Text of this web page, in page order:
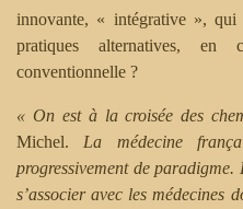
innovante, « intégrative »,
pratiques alternatives, en
conventionnelle ?
« On est à la croisée des
Michel. La médecine
progressivement de
s’associer avec les médecines